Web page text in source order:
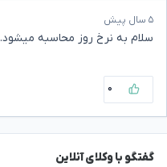
۵ سال پیش
سلام به نرخ روز محاسبه میشود.
۰
گفتگو با وکلای آنلاین